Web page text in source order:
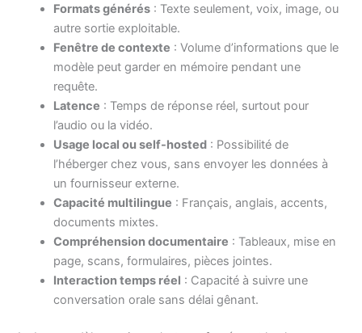
Formats générés : Texte seulement, voix, image, ou
autre sortie exploitable.
Fenêtre de contexte : Volume d’informations que le
modèle peut garder en mémoire pendant une
requête.
Latence : Temps de réponse réel, surtout pour
l’audio ou la vidéo.
Usage local ou self-hosted : Possibilité de
l’héberger chez vous, sans envoyer les données à
un fournisseur externe.
Capacité multilingue : Français, anglais, accents,
documents mixtes.
Compréhension documentaire : Tableaux, mise en
page, scans, formulaires, pièces jointes.
Interaction temps réel : Capacité à suivre une
conversation orale sans délai gênant.